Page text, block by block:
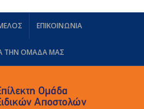
ΕΠΙΚΟΙΝΩΝΙΑ
ΤΗΝ ΟΜΆΔΑ ΜΑΣ